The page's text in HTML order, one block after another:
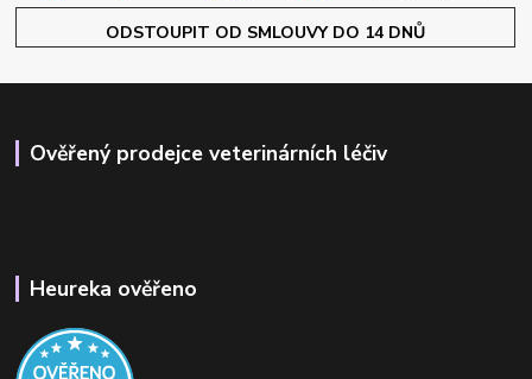
ODSTOUPIT OD SMLOUVY DO 14 DNŮ
Ověřený prodejce veterinárních léčiv
Heureka ověřeno